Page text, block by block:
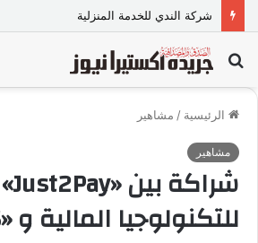
شركة الندي للخدمة المنزلية
بحث
عن
الرئيسية / مشاهير
مشاهير
شراكة بين «Just2Pay»
للتكنولوجيا المالية و «ABS»